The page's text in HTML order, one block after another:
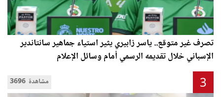
تصرف غير متوقع.. ياسر زابيري يثير استياء جماهير سانتاندير
الإسباني خلال تقديمه الرسمي أمام وسائل الإعلام
3696 مشاهدة 3